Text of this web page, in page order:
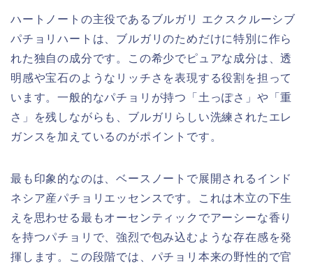
ハートノートの主役であるブルガリ エクスクルーシブ
パチョリハートは、ブルガリのためだけに特別に作ら
れた独自の成分です。この希少でピュアな成分は、透
明感や宝石のようなリッチさを表現する役割を担って
います。一般的なパチョリが持つ「土っぽさ」や「重
さ」を残しながらも、ブルガリらしい洗練されたエレ
ガンスを加えているのがポイントです。
最も印象的なのは、ベースノートで展開されるインド
ネシア産パチョリエッセンスです。これは木立の下生
えを思わせる最もオーセンティックでアーシーな香り
を持つパチョリで、強烈で包み込むような存在感を発
揮します。この段階では、パチョリ本来の野性的で官